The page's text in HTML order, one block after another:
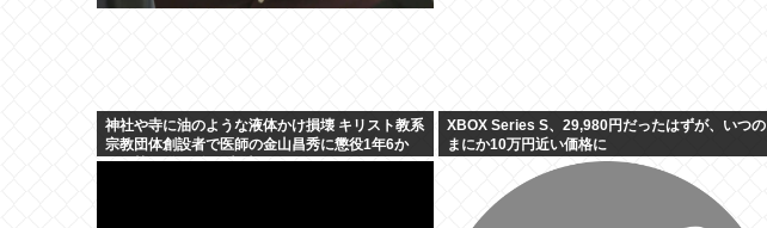
神社や寺に油のような液体かけ損壊 キリスト教系
宗教団体創設者で医師の金山昌秀に懲役1年6か
月、執行猶予3年の判決
XBOX Series S、29,980円だったはずが、いつの
まにか10万円近い価格に